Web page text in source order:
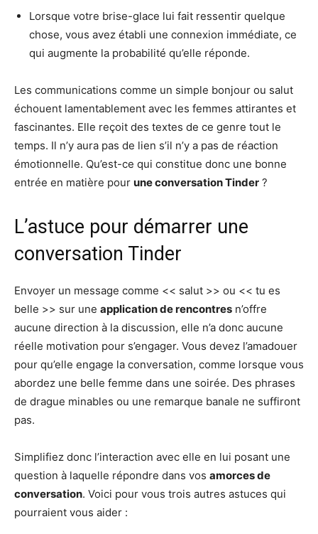
Lorsque votre brise-glace lui fait ressentir quelque
chose, vous avez établi une connexion immédiate, ce
qui augmente la probabilité qu’elle réponde.
Les communications comme un simple bonjour ou salut
échouent lamentablement avec les femmes attirantes et
fascinantes. Elle reçoit des textes de ce genre tout le
temps. Il n’y aura pas de lien s’il n’y a pas de réaction
émotionnelle. Qu’est-ce qui constitue donc une bonne
entrée en matière pour une conversation Tinder ?
L’astuce pour démarrer une
conversation Tinder
Envoyer un message comme << salut >> ou << tu es
belle >> sur une application de rencontres n’offre
aucune direction à la discussion, elle n’a donc aucune
réelle motivation pour s’engager. Vous devez l’amadouer
pour qu’elle engage la conversation, comme lorsque vous
abordez une belle femme dans une soirée. Des phrases
de drague minables ou une remarque banale ne suffiront
pas.
Simplifiez donc l’interaction avec elle en lui posant une
question à laquelle répondre dans vos amorces de
conversation. Voici pour vous trois autres astuces qui
pourraient vous aider :